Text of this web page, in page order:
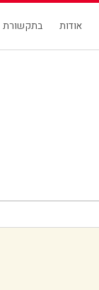
אודות בתקשורת